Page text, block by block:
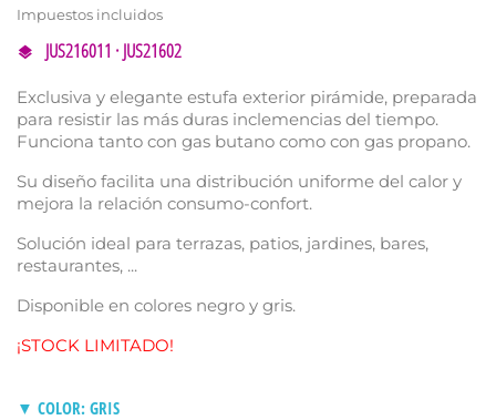
Impuestos incluidos
JUS216011 · JUS21602
Exclusiva y elegante estufa exterior pirámide, preparada
para resistir las más duras inclemencias del tiempo.
Funciona tanto con gas butano como con gas propano.
Su diseño facilita una distribución uniforme del calor y
mejora la relación consumo-confort.
Solución ideal para terrazas, patios, jardines, bares,
restaurantes, ...
Disponible en colores negro y gris.
¡STOCK LIMITADO!
▼ COLOR: GRIS